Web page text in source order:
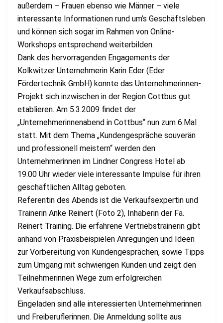
außerdem – Frauen ebenso wie Männer – viele
interessante Informationen rund um’s Geschäftsleben
und können sich sogar im Rahmen von Online-
Workshops entsprechend weiterbilden.
Dank des hervorragenden Engagements der
Kolkwitzer Unternehmerin Karin Eder (Eder
Fördertechnik GmbH) konnte das Unternehmerinnen-
Projekt sich inzwischen in der Region Cottbus gut
etablieren. Am 5.3.2009 findet der
„Unternehmerinnenabend in Cottbus“ nun zum 6.Mal
statt. Mit dem Thema „Kundengespräche souverän
und professionell meistern“ werden den
Unternehmerinnen im Lindner Congress Hotel ab
19.00 Uhr wieder viele interessante Impulse für ihren
geschäftlichen Alltag geboten.
Referentin des Abends ist die Verkaufsexpertin und
Trainerin Anke Reinert (Foto 2), Inhaberin der Fa.
Reinert Training. Die erfahrene Vertriebstrainerin gibt
anhand von Praxisbeispielen Anregungen und Ideen
zur Vorbereitung von Kundengesprächen, sowie Tipps
zum Umgang mit schwierigen Kunden und zeigt den
Teilnehmerinnen Wege zum erfolgreichen
Verkaufsabschluss.
Eingeladen sind alle interessierten Unternehmerinnen
und Freiberuflerinnen. Die Anmeldung sollte aus